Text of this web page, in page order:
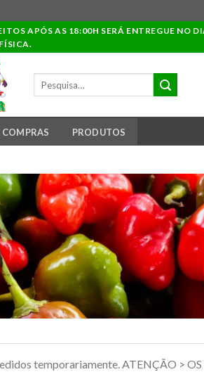
APÓS AS 18:00H SERÁ ENTREGUE NO
PESQUISAR
POR:
COMPRAS PRODUTOS
A
temporariamente. ATENÇÃO >